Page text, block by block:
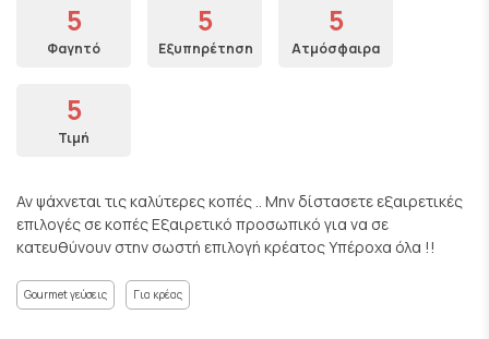
5
Φαγητό
5
Εξυπηρέτηση
5
Ατμόσφαιρα
5
Τιμή
Αν ψάχνεται τις καλύτερες κοπές .. Μην δίστασετε εξαιρετικές
επιλογές σε κοπές Εξαιρετικό προσωπικό για να σε
κατευθύνουν στην σωστή επιλογή κρέατος Υπέροχα όλα !!
Gourmet γεύσεις Για κρέας